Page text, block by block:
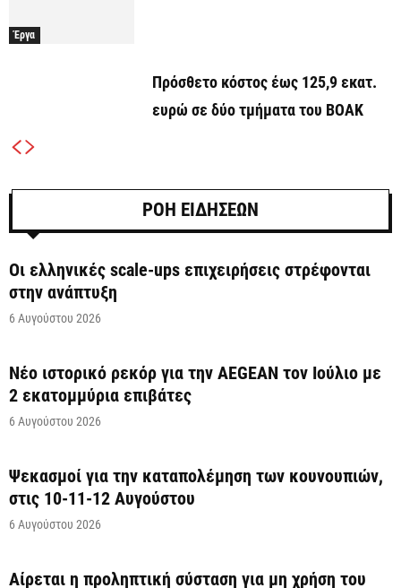
Έργα
Πρόσθετο κόστος έως 125,9 εκατ.
ευρώ σε δύο τμήματα του ΒΟΑΚ
ΡΟΗ ΕΙΔΗΣΕΩΝ
Οι ελληνικές scale-ups επιχειρήσεις στρέφονται
στην ανάπτυξη
6 Αυγούστου 2026
Νέο ιστορικό ρεκόρ για την AEGEAN τον Ιούλιο με
2 εκατομμύρια επιβάτες
6 Αυγούστου 2026
Ψεκασμοί για την καταπολέμηση των κουνουπιών,
στις 10-11-12 Αυγούστου
6 Αυγούστου 2026
Αίρεται η προληπτική σύσταση για μη χρήση του